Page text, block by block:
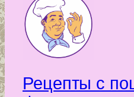
Рецепты с